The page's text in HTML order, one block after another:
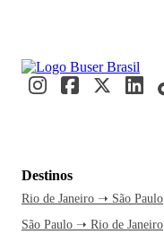
Destinos
Rio de Janeiro ➝ São Paulo
São Paulo ➝ Rio de Janeiro